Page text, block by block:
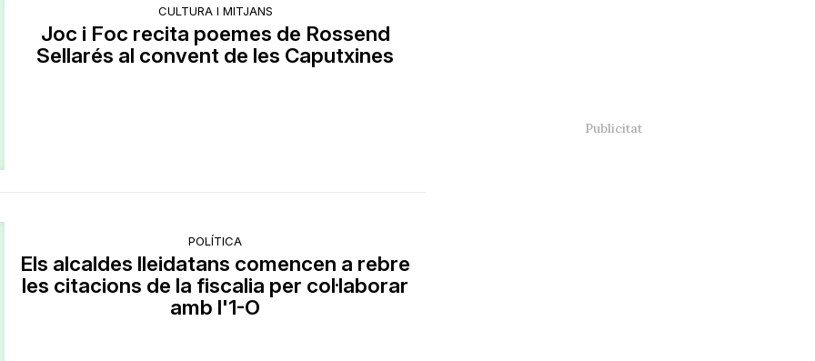
CULTURA I MITJANS
Joc i Foc recita poemes de Rossend
Sellarés al convent de les Caputxines
POLÍTICA
Els alcaldes lleidatans comencen a rebre
les citacions de la fiscalia per col·laborar
amb l'1-O